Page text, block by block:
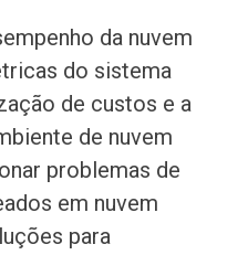
da nuvem
do sistema
de custos e a
de nuvem
problemas de
em nuvem
para